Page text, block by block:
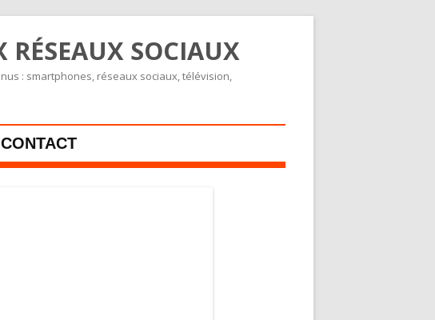
RÉSEAUX SOCIAUX
: smartphones, réseaux sociaux, télévision,
CONTACT